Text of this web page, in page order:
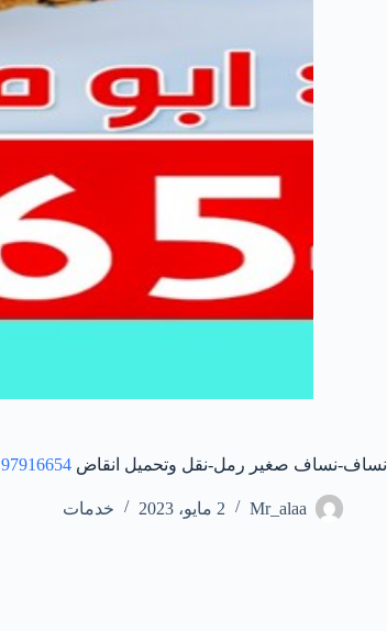
نساف-نساف صغير رمل-نقل وتحميل انقاض 97916654
Mr_alaa 2 مايو، 2023 خدمات